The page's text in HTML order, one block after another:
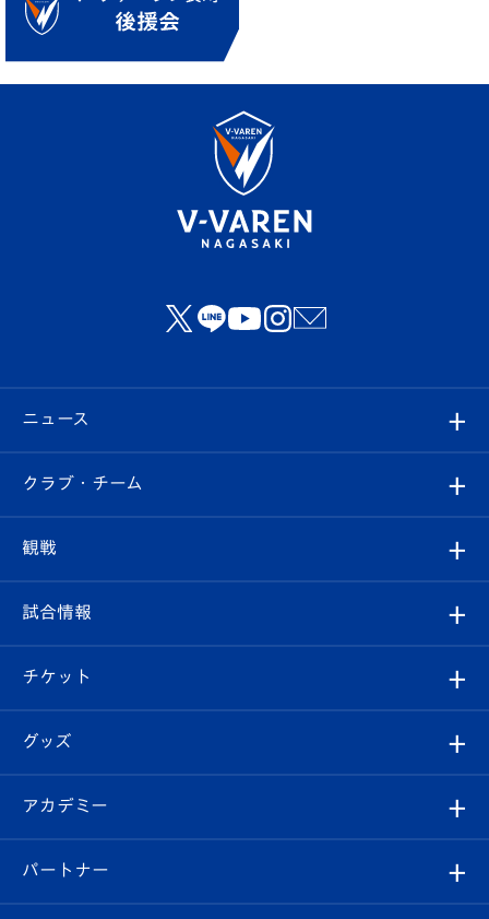
ニュース
すべて
クラブ
試合情報
チケット
イベント
メディア
クラブ・チーム
クラブ概要
エンブレム紹介
スタッフプロフィール
マスコット紹介
観戦
観戦ルール
はじめての観戦ガイド
Revive Team
ヴィヴィくんの長崎おもてなしガイド
試合情報
試合日程/結果
フォトギャラリー
スタジアムグルメ
チケット
チケット
V-LOVERS（ファンクラブ）
プレイヤーズスイート
グッズ
オンラインショップ
店舗情報
アカデミー
育成からのお知らせ
パートナー